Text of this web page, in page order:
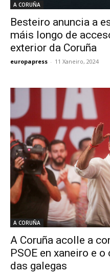
A CORUÑA
Besteiro anuncia a
máis longo de
exterior da Coruña
europapress - 11 Xaneiro, 2024
A CORUÑA
A Coruña acolle a
PSOE en xaneiro e
das galegas